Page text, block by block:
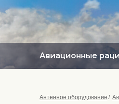
Авиационные
Антенное оборудование